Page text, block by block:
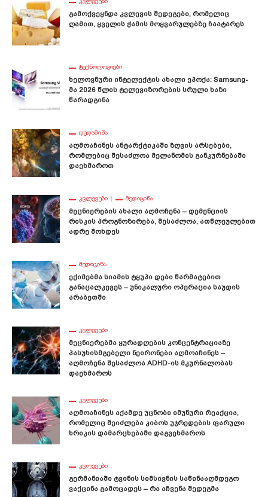
Გამოქვეყნდა Კვლევის Შედეგები, Რომელიც
Ღამით, Ყველის Ჭამის Მოყვარულებზე Ჩაატარეს
ᲢᲔᲥᲜᲝᲚᲝᲒᲘᲔᲑᲘ
Ხელოვნური Ინტელექტის Ახალი Ეპოქა: Samsung-
Მა 2026 Წლის Ტელევიზორების Სრული Ხაზი
Წარადგინა
ᲓᲔᲓᲐᲛᲘᲬᲐ
Აღმოაჩინეს Ანტარქტიკაში Ზღვის Არსებები,
Რომლებიც Შესაძლოა Მელანომის Განკურნებაში
Დაეხმაროთ
ᲙᲕᲚᲔᲕᲔᲑᲘ ᲛᲔᲓᲘᲪᲘᲜᲐ
Მეცნიერების Ახალი Აღმოჩენა – Დემენციის
Რისკის Პროგნოზირება, Შესაძლოა, Ათწლეულებით
Ადრე Მოხდეს
ᲛᲔᲓᲘᲪᲘᲜᲐ
Ექიმებმა Სიამის Ტყუპი Დები Წარმატებით
Განაცალკევეს – Უნიკალური Ოპერაცია Საუდის
Არაბეთში
ᲙᲕᲚᲔᲕᲔᲑᲘ
Მეცნიერებმა Ყურადღების Კონცენტრაციაზე
Პასუხისმგებელი Ნეირონები Აღმოაჩინეს –
Აღმოჩენა Შესაძლოა ADHD-Ის Მკურნალობას
Დაეხმაროს
ᲙᲕᲚᲔᲕᲔᲑᲘ
Აღმოაჩინეს Აქამდე Უცნობი Იმუნური Რეაქცია,
Რომელიც Შეიძლება Კიბოს Უჯრედების Ფარული
Ხრიკის Დამარცხებაში Დაგვეხმაროს
ᲙᲕᲚᲔᲕᲔᲑᲘ
Გერმანიაში Ტვინის Სიმსივნის Საწინააღმდეგო
Ვაქცინა Გამოცადეს – Რა Აჩვენა Შედეგმა